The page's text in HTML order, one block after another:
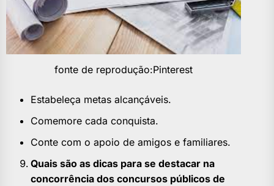
fonte de reprodução:Pinterest
Estabeleça metas alcançáveis.
Comemore cada conquista.
Conte com o apoio de amigos e familiares.
Quais são as dicas para se destacar na
concorrência dos concursos públicos de